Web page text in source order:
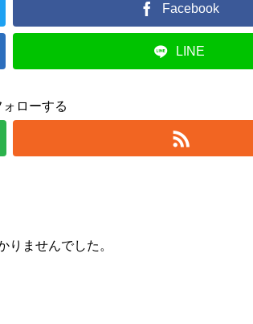
Facebook
LINE
ローする
りませんでした。